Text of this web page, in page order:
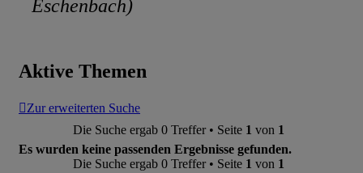
Eschenbach)
Aktive Themen
Zur erweiterten Suche
Die Suche ergab 0 Treffer • Seite 1 von 1
Es wurden keine passenden Ergebnisse gefunden.
Die Suche ergab 0 Treffer • Seite 1 von 1